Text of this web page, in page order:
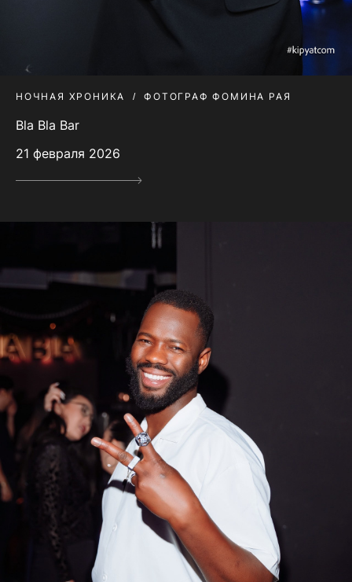
НОЧНАЯ ХРОНИКА ФОТОГРАФ ФОМИНА РАЯ
Bla Bla Bar
21 февраля 2026